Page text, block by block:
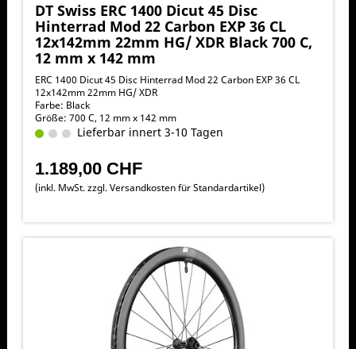
DT Swiss ERC 1400 Dicut 45 Disc
Hinterrad Mod 22 Carbon EXP 36 CL
12x142mm 22mm HG/ XDR Black 700 C,
12 mm x 142 mm
ERC 1400 Dicut 45 Disc Hinterrad Mod 22 Carbon EXP 36 CL
12x142mm 22mm HG/ XDR
Farbe: Black
Größe: 700 C, 12 mm x 142 mm
Lieferbar innert 3-10 Tagen
1.189,00 CHF
(inkl. MwSt. zzgl.Versandkosten für Standardartikel)